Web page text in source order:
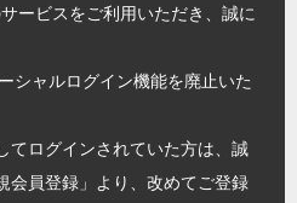
ービスをご利用いただき、誠に
シャルログイン機能を廃止いた
てログインされていた方は、誠
会員登録」より、改めてご登録